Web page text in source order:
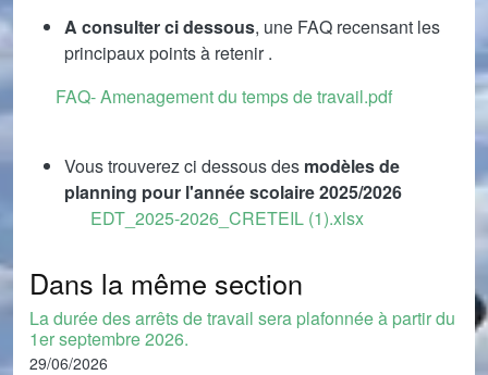
A consulter ci dessous, une FAQ recensant les
principaux points à retenir .
Document
FAQ- Amenagement du temps de travail.pdf
Vous trouverez ci dessous des modèles de
planning pour l'année scolaire 2025/2026
Document
EDT_2025-2026_CRETEIL (1).xlsx
Dans la même section
La durée des arrêts de travail sera plafonnée à partir du
1er septembre 2026.
29/06/2026